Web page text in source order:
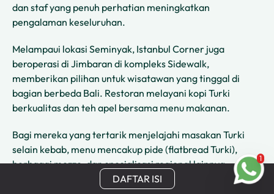
DAFTAR ISI
dan staf yang penuh perhatian meningkatkan
pengalaman keseluruhan.
Melampaui lokasi Seminyak, Istanbul Corner juga
beroperasi di Jimbaran di kompleks Sidewalk,
memberikan pilihan untuk wisatawan yang tinggal di
bagian berbeda Bali. Restoran melayani kopi Turki
berkualitas dan teh apel bersama menu makanan.
Bagi mereka yang tertarik menjelajahi masakan Turki
selain kebab, menu mencakup pide (flatbread Turki),
berbagai mezze, dan spesialisasi regional lainnya.
@istanbulcorner.seminyak
1